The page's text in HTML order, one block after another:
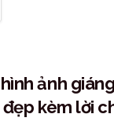
ảnh
kèm lời